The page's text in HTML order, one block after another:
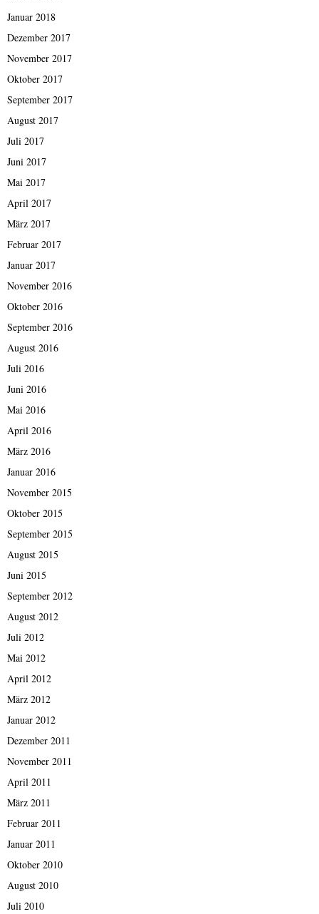
Januar 2018
Dezember 2017
November 2017
Oktober 2017
September 2017
August 2017
Juli 2017
Juni 2017
Mai 2017
April 2017
März 2017
Februar 2017
Januar 2017
November 2016
Oktober 2016
September 2016
August 2016
Juli 2016
Juni 2016
Mai 2016
April 2016
März 2016
Januar 2016
November 2015
Oktober 2015
September 2015
August 2015
Juni 2015
September 2012
August 2012
Juli 2012
Mai 2012
April 2012
März 2012
Januar 2012
Dezember 2011
November 2011
April 2011
März 2011
Februar 2011
Januar 2011
Oktober 2010
August 2010
Juli 2010